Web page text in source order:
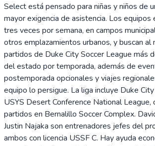
Select está pensado para niñas y niños de
mayor exigencia de asistencia. Los equipos
tres veces por semana, en campos
otros emplazamientos urbanos, y buscan al
partidos de Duke City Soccer League más
del estado por temporada, además de
postemporada opcionales y viajes
equipo lo persigue. La liga incluye Duke
USYS Desert Conference National League,
partidos en Bernalillo Soccer Complex.
Justin Najaka son entrenadores jefes del
ambos con licencia USSF C. Hay ayuda